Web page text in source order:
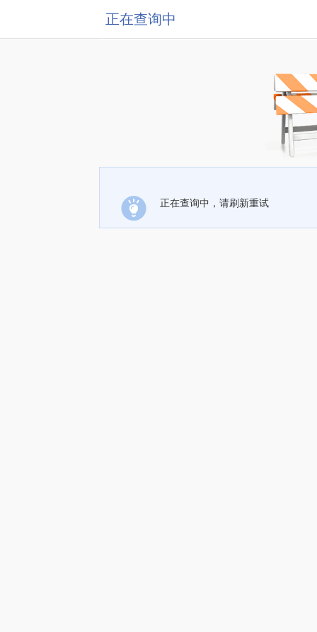
正在查询中
正在查询中，请刷新重试